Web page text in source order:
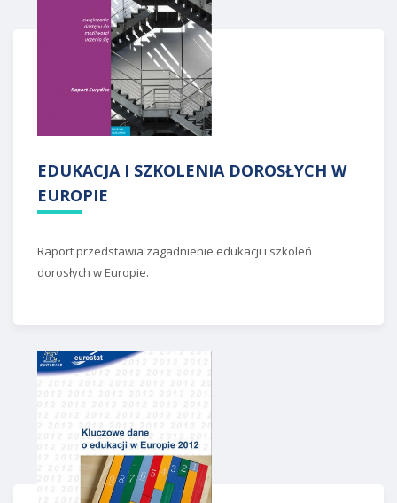
EDUKACJA I SZKOLENIA DOROSŁYCH W
EUROPIE
Raport przedstawia zagadnienie edukacji i szkoleń
dorosłych w Europie.